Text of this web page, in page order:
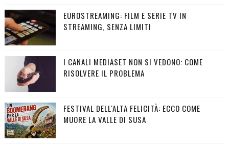
EUROSTREAMING: FILM E SERIE TV IN
STREAMING, SENZA LIMITI
I CANALI MEDIASET NON SI VEDONO: COME
RISOLVERE IL PROBLEMA
FESTIVAL DELL'ALTA FELICITÀ: ECCO COME
MUORE LA VALLE DI SUSA